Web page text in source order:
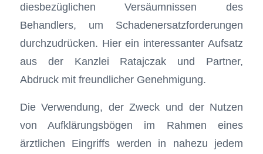
diesbezüglichen Versäumnissen des
Behandlers, um Schadenersatzforderungen
durchzudrücken. Hier ein interessanter Aufsatz
aus der Kanzlei Ratajczak und Partner,
Abdruck mit freundlicher Genehmigung.
Die Verwendung, der Zweck und der Nutzen
von Aufklärungsbögen im Rahmen eines
ärztlichen Eingriffs werden in nahezu jedem